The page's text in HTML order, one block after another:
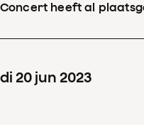
Concert heeft al
di 20 jun 2023